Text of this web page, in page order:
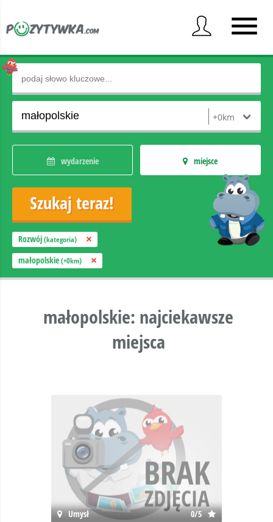
wydarzenie miejsce
Rozwój (kategoria)
małopolskie (+0km)
małopolskie: najciekawsze
miejsca
Umysł 0/5